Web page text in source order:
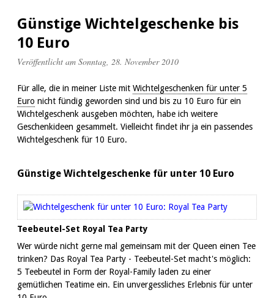
Günstige Wichtelgeschenke bis
10 Euro
Veröffentlicht am Sonntag, 28. November 2010
Für alle, die in meiner Liste mit Wichtelgeschenken für unter 5
Euro nicht fündig geworden sind und bis zu 10 Euro für ein
Wichtelgeschenk ausgeben möchten, habe ich weitere
Geschenkideen gesammelt. Vielleicht findet ihr ja ein passendes
Wichtelgeschenk für 10 Euro.
Günstige Wichtelgeschenke für unter 10 Euro
Teebeutel-Set Royal Tea Party
Wer würde nicht gerne mal gemeinsam mit der Queen einen Tee
trinken? Das Royal Tea Party - Teebeutel-Set macht's möglich:
5 Teebeutel in Form der Royal-Family laden zu einer
gemütlichen Teatime ein. Ein unvergessliches Erlebnis für unter